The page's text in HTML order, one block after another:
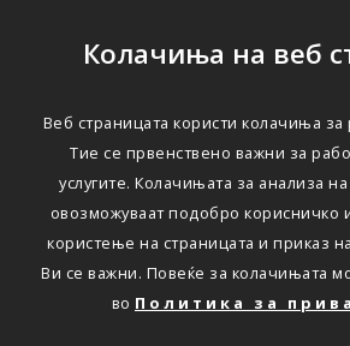
Колачиња на веб
Веб страницата користи колачиња
Тие се првенствено важни за
услугите. Колачињата за анализа
овозможуваат подобро корисничко
користење на страницата и приказ
Ви се важни. Повеќе за колачињата
во Политика за